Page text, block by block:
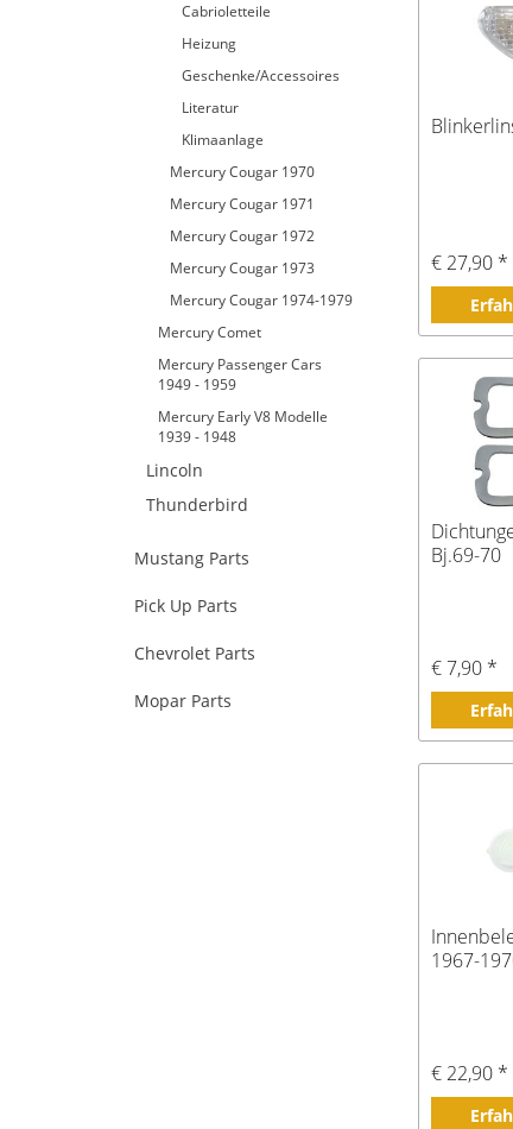
Cabrioletteile
Heizung
Geschenke/Accessoires
Literatur
Klimaanlage
Mercury Cougar 1970
Mercury Cougar 1971
Mercury Cougar 1972
Mercury Cougar 1973
Mercury Cougar 1974-1979
Mercury Comet
Mercury Passenger Cars
1949 - 1959
Mercury Early V8 Modelle
1939 - 1948
Lincoln
Thunderbird
Mustang Parts
Pick Up Parts
Chevrolet Parts
Mopar Parts
€ 27,90 *
Bj.69-70
€ 7,90 *
1967-
€ 22,90 *